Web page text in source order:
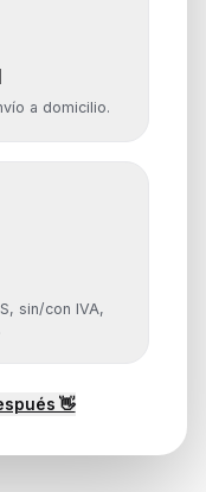
a domicilio.
sin/con IVA,
👋